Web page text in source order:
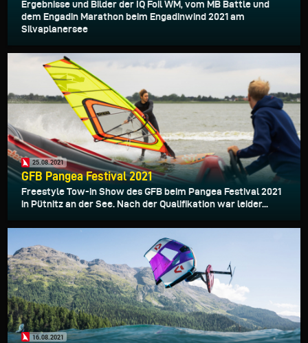
Ergebnisse und Bilder der IQ Foil WM, vom MB Battle und
dem Engadin Marathon beim Engadinwind 2021 am
Silvaplanersee
25.08.2021
GFB Pangea Festival 2021
Freestyle Tow-in Show des GFB beim Pangea Festival 2021
in Pütnitz an der See. Nach der Qualifikation war leider...
16.08.2021